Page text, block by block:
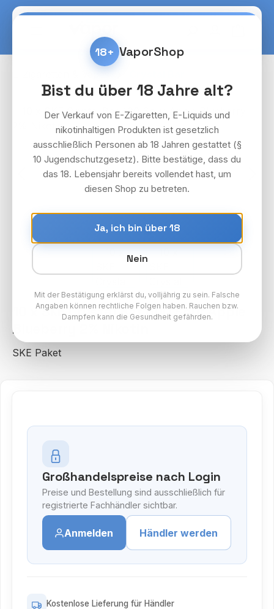
Zum Hauptinhalt springen
Bildergalerie überspringen
10 x SKE Crystal Bar 600 Sour Apple
Blueberry 2% Nikotin
SKE Paket
Großhandelspreise nach Login
Preise und Bestellung sind ausschließlich für
registrierte Fachhändler sichtbar.
Anmelden Händler werden
Kostenlose Lieferung für Händler
18+ VaporShop
Bist du über 18 Jahre alt?
Der Verkauf von E-Zigaretten, E-Liquids und
nikotinhaltigen Produkten ist gesetzlich
ausschließlich Personen ab 18 Jahren gestattet (§
10 Jugendschutzgesetz). Bitte bestätige, dass du
das 18. Lebensjahr bereits vollendet hast, um
diesen Shop zu betreten.
Ja, ich bin über 18
Nein
Mit der Bestätigung erklärst du, volljährig zu sein. Falsche
Angaben können rechtliche Folgen haben. Rauchen bzw.
Dampfen kann die Gesundheit gefährden.